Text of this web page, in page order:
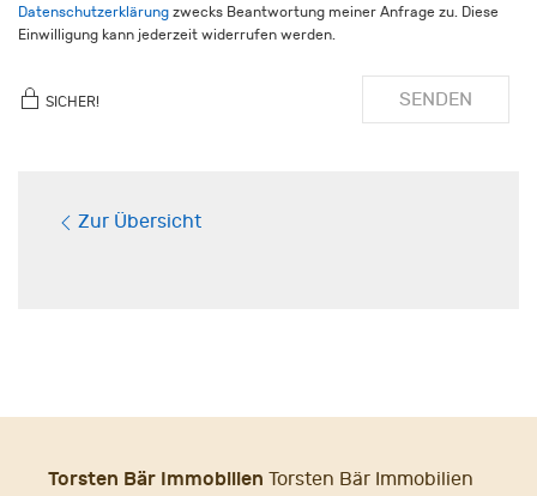
Datenschutzerklärung zwecks Beantwortung meiner Anfrage zu. Diese
Einwilligung kann jederzeit widerrufen werden.
SICHER! SENDEN
Zur Übersicht
Torsten Bär Immobilien Torsten Bär Immobilien